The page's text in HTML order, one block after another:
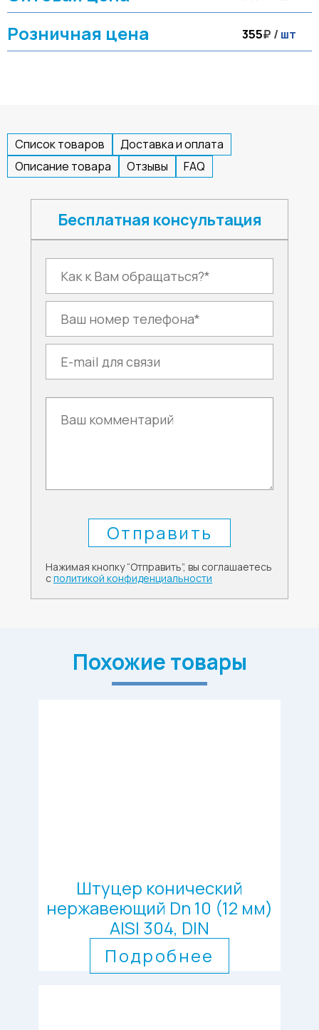
Розничная цена 355₽ /шт
Список товаров
Доставка и оплата
Описание товара
Отзывы FAQ
Бесплатная консультация
Нажимая кнопку “Отправить”, вы соглашаетесь
сполитикой конфиденциальности
Похожие товары
Штуцер конический
нержавеющий Dn 10 (12 мм)
AISI 304, DIN
Подробнее